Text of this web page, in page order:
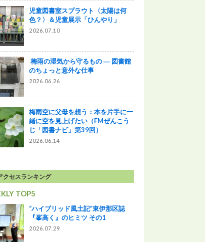
児童図書室スプラウト〈太陽は何
色？〉＆児童展示「ひんやり」
2026.07.10
梅雨の湿気から守るもの ― 図書館
のちょっと意外な仕事
2026.06.26
梅雨空に父母を想う：本を片手に一
緒に空を見上げたい（FMぜんこう
じ「図書ナビ」第39回）
2026.06.14
クセスランキング
TOP5
“ハイブリッド風土記”東伊那区誌
『峯高く』のヒミツ その1
2026.07.29